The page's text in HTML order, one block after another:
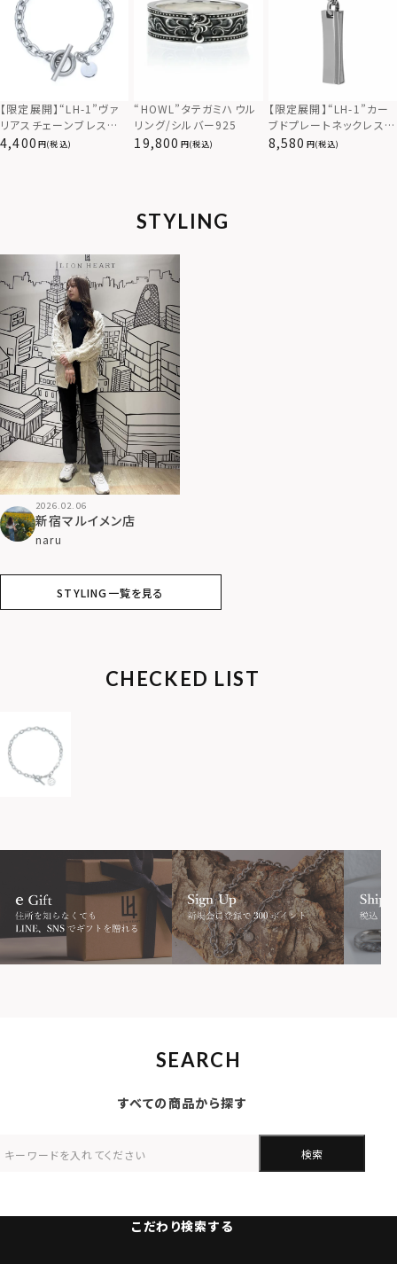
【限定展開】“LH-1”ヴァ
リアスチェーンブレスレッ
ト/アズキ/サージカルス
4,400 (税込)
“HOWL”タテガミハウル
リング/シルバー925
19,800 (税込)
【限定展開】“LH-1”カー
ブドプレートネックレス/
サージカルステンレス（金
8,580 (税込)
STYLING
2026.02.06
新宿マルイメン店
naru
STYLING一覧を見る
CHECKED LIST
SEARCH
すべての商品から探す
検索
こだわり検索する